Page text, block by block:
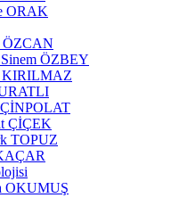
ORAK
ÖZCAN
ÖZBEY
KIRILMAZ
ÇİÇEK
TOPUZ
OKUMUŞ